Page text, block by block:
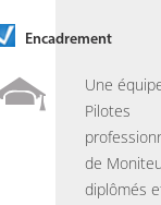
Encadrement
Une
Pilotes
de
diplômés